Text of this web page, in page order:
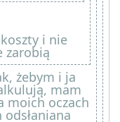
i nie
zarobią
żebym i ja
mam
moich oczach